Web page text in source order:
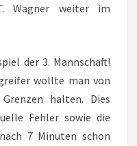
Wagner weiter im
der 3. Mannschaft!
wollte man von
halten. Dies
Fehler sowie die
7 Minuten schon